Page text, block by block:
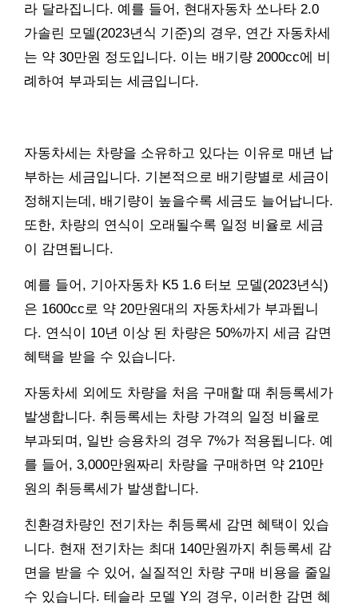
라 달라집니다. 예를 들어, 현대자동차 쏘나타 2.0
가솔린 모델(2023년식 기준)의 경우, 연간 자동차세
는 약 30만원 정도입니다. 이는 배기량 2000cc에 비
례하여 부과되는 세금입니다.
자동차세는 차량을 소유하고 있다는 이유로 매년 납
부하는 세금입니다. 기본적으로 배기량별로 세금이
정해지는데, 배기량이 높을수록 세금도 늘어납니다.
또한, 차량의 연식이 오래될수록 일정 비율로 세금
이 감면됩니다.
예를 들어, 기아자동차 K5 1.6 터보 모델(2023년식)
은 1600cc로 약 20만원대의 자동차세가 부과됩니
다. 연식이 10년 이상 된 차량은 50%까지 세금 감면
혜택을 받을 수 있습니다.
자동차세 외에도 차량을 처음 구매할 때 취등록세가
발생합니다. 취등록세는 차량 가격의 일정 비율로
부과되며, 일반 승용차의 경우 7%가 적용됩니다. 예
를 들어, 3,000만원짜리 차량을 구매하면 약 210만
원의 취등록세가 발생합니다.
친환경차량인 전기차는 취등록세 감면 혜택이 있습
니다. 현재 전기차는 최대 140만원까지 취등록세 감
면을 받을 수 있어, 실질적인 차량 구매 비용을 줄일
수 있습니다. 테슬라 모델 Y의 경우, 이러한 감면 혜